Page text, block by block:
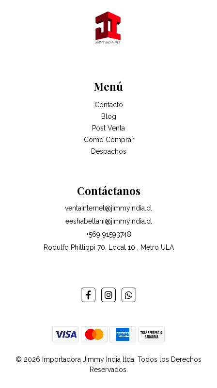
Menú
Contacto
Blog
Post Venta
Como Comprar
Despachos
Contáctanos
ventainternet@jimmyindia.cl
eeshabellani@jimmyindia.cl
+569 91593748
Rodulfo Phillippi 70, Local 10 , Metro ULA
© 2026 Importadora Jimmy India ltda. Todos los Derechos
Reservados.